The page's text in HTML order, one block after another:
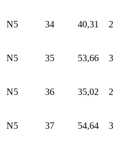
N5 34 40,31 2
N5 35 53,66 3
N5 36 35,02 2
N5 37 54,64 3